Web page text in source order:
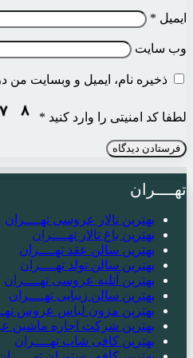
ایمیل *
وب‌ سایت
ذخیره نام، ایمیل و وبسایت من
لطفا کد امنیتی را وارد کنید *
تهــــران
بهترین تالار عروسی تهــــران
بهترین باغ تالار تهــــران
بهترین سالن عقد تهــــران
بهترین سالن تولد تهــــران
بهترین آتلیه عروسی تهــــران
بهترین سالن زیبایی تهــــران
بهترین مزون لباس عروس
بهترین شرکت اجاره ماشین
بهترین کافی شاپ تهــــران